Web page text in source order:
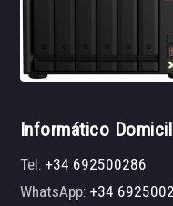
Informático
Tel:+34 692500286
WhatsApp:+34